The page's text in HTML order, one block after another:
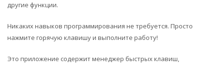
другие функции.
Никаких навыков программирования не требуется. Просто
нажмите горячую клавишу и выполните работу!
Это приложение содержит менеджер быстрых клавиш,